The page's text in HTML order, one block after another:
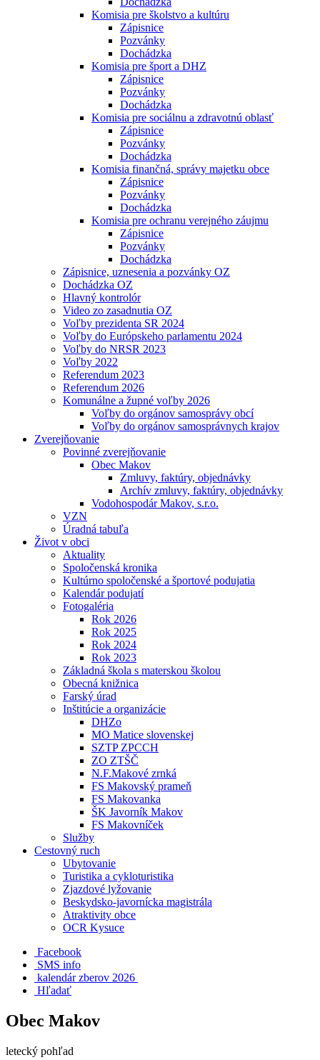
Komisia pre školstvo a kultúru
Zápisnice
Pozvánky
Dochádzka
Komisia pre šport a DHZ
Zápisnice
Pozvánky
Dochádzka
Komisia pre sociálnu a zdravotnú oblasť
Zápisnice
Pozvánky
Dochádzka
Komisia finančná, správy majetku obce
Zápisnice
Pozvánky
Dochádzka
Komisia pre ochranu verejného záujmu
Zápisnice
Pozvánky
Dochádzka
Zápisnice, uznesenia a pozvánky OZ
Dochádzka OZ
Hlavný kontrolór
Video zo zasadnutia OZ
Voľby prezidenta SR 2024
Voľby do Európskeho parlamentu 2024
Voľby do NRSR 2023
Voľby 2022
Referendum 2023
Referendum 2026
Komunálne a župné voľby 2026
Voľby do orgánov samosprávy obcí
Voľby do orgánov samosprávnych krajov
Zverejňovanie
Povinné zverejňovanie
Obec Makov
Zmluvy, faktúry, objednávky
Archív zmluvy, faktúry, objednávky
Vodohospodár Makov, s.r.o.
VZN
Úradná tabuľa
Život v obci
Aktuality
Spoločenská kronika
Kultúrno spoločenské a športové podujatia
Kalendár podujatí
Fotogaléria
Rok 2026
Rok 2025
Rok 2024
Rok 2023
Základná škola s materskou školou
Obecná knižnica
Farský úrad
Inštitúcie a organizácie
DHZo
MO Matice slovenskej
SZTP ZPCCH
ZO ZTŠČ
N.F.Makové zrnká
FS Makovský prameň
FS Makovanka
ŠK Javorník Makov
FS Makovníček
Služby
Cestovný ruch
Ubytovanie
Turistika a cykloturistika
Zjazdové lyžovanie
Beskydsko-javornícka magistrála
Atraktivity obce
OCR Kysuce
Facebook
SMS info
​ kalendár zberov 2026
Hľadať
Obec Makov
letecký pohľad